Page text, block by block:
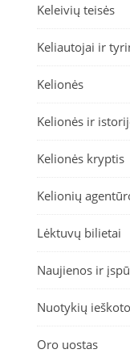
Keleivių teisės
Keliautojai ir
Kelionės
Kelionės ir
Kelionės kryptis
Kelionių
Lėktuvų bilietai
Naujienos ir
Nuotykių
Oro uostas